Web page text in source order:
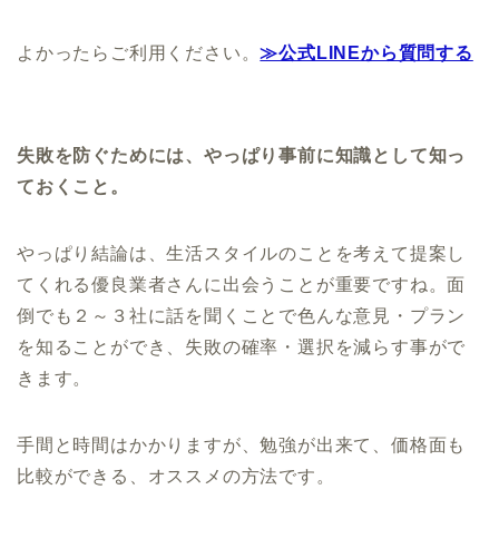
よかったらご利用ください。≫公式LINEから質問する
失敗を防ぐためには、やっぱり事前に知識として知っ
ておくこと。
やっぱり結論は、生活スタイルのことを考えて提案し
てくれる優良業者さんに出会うことが重要ですね。面
倒でも２～３社に話を聞くことで色んな意見・プラン
を知ることができ、失敗の確率・選択を減らす事がで
きます。
手間と時間はかかりますが、勉強が出来て、価格面も
比較ができる、オススメの方法です。